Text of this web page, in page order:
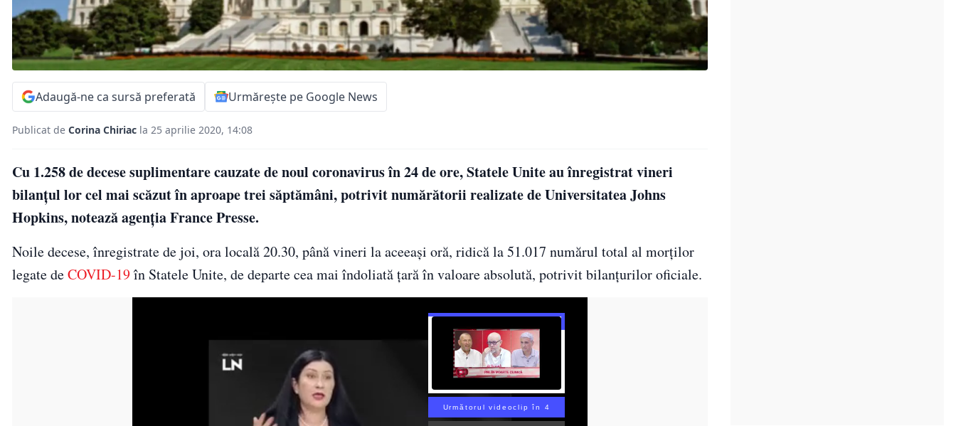
Adaugă-ne ca sursă preferată Urmărește pe Google News
Publicat de Corina Chiriac la 25 aprilie 2020, 14:08
Cu 1.258 de decese suplimentare cauzate de noul coronavirus în 24 de ore, Statele Unite au înregistrat vineri
bilanţul lor cel mai scăzut în aproape trei săptămâni, potrivit numărătorii realizate de Universitatea Johns
Hopkins, notează agenţia France Presse.
Noile decese, înregistrate de joi, ora locală 20.30, până vineri la aceeaşi oră, ridică la 51.017 numărul total al morţilor
legate deCOVID-19în Statele Unite, de departe cea mai îndoliată ţară în valoare absolută, potrivit bilanţurilor oficiale.
Următorul videoclip în 3